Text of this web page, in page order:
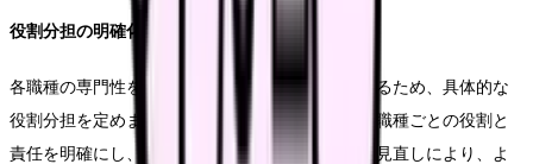
役割分担の明確化
各職種の専門性を活かした効果的な連携を実現するため、具体的な
役割分担を定めます。栄養ケアの各場面における職種ごとの役割と
責任を明確にし、文書化します。また、定期的な見直しにより、よ